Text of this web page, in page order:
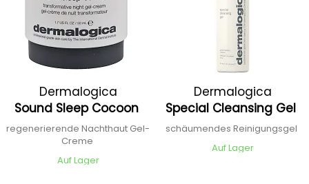
Dermalogica
Sound Sleep Cocoon
regenerierende Nachthaut Gel-
Creme
Auf Lager
Dermalogica
Special Cleansing Gel
schäumendes Reinigungsgel
Auf Lager